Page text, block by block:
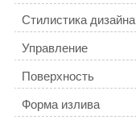
Стилистика дизайна
Управление
Поверхность
Форма излива